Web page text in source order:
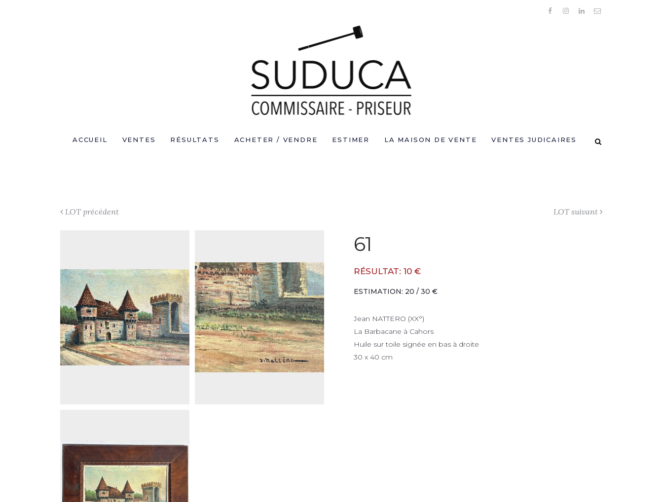
ACCUEIL VENTES RÉSULTATS ACHETER / VENDRE ESTIMER LA MAISON DE VENTE VENTES JUDICAIRES
LOT précédent LOT suivant
61
RÉSULTAT: 10 €
ESTIMATION: 20 / 30 €
Jean NATTERO (XX°)
La Barbacane à Cahors
Huile sur toile signée en bas à droite
30 x 40 cm